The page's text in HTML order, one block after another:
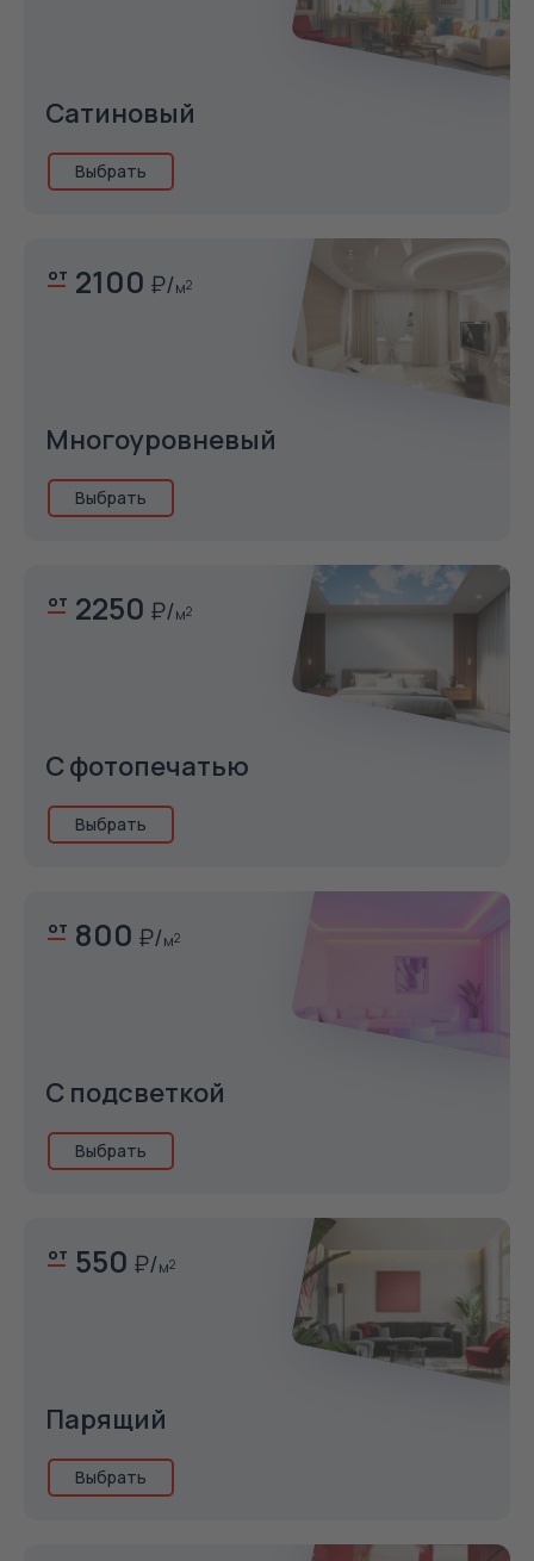
Сатиновый
Выбрать
от 2100 м2
Многоуровневый
Выбрать
от 2250 м2
С фотопечатью
Выбрать
от 800 м2
С подсветкой
Выбрать
от 550 м2
Парящий
Выбрать